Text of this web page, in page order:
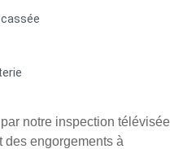
notre inspection télévisée
des engorgements à